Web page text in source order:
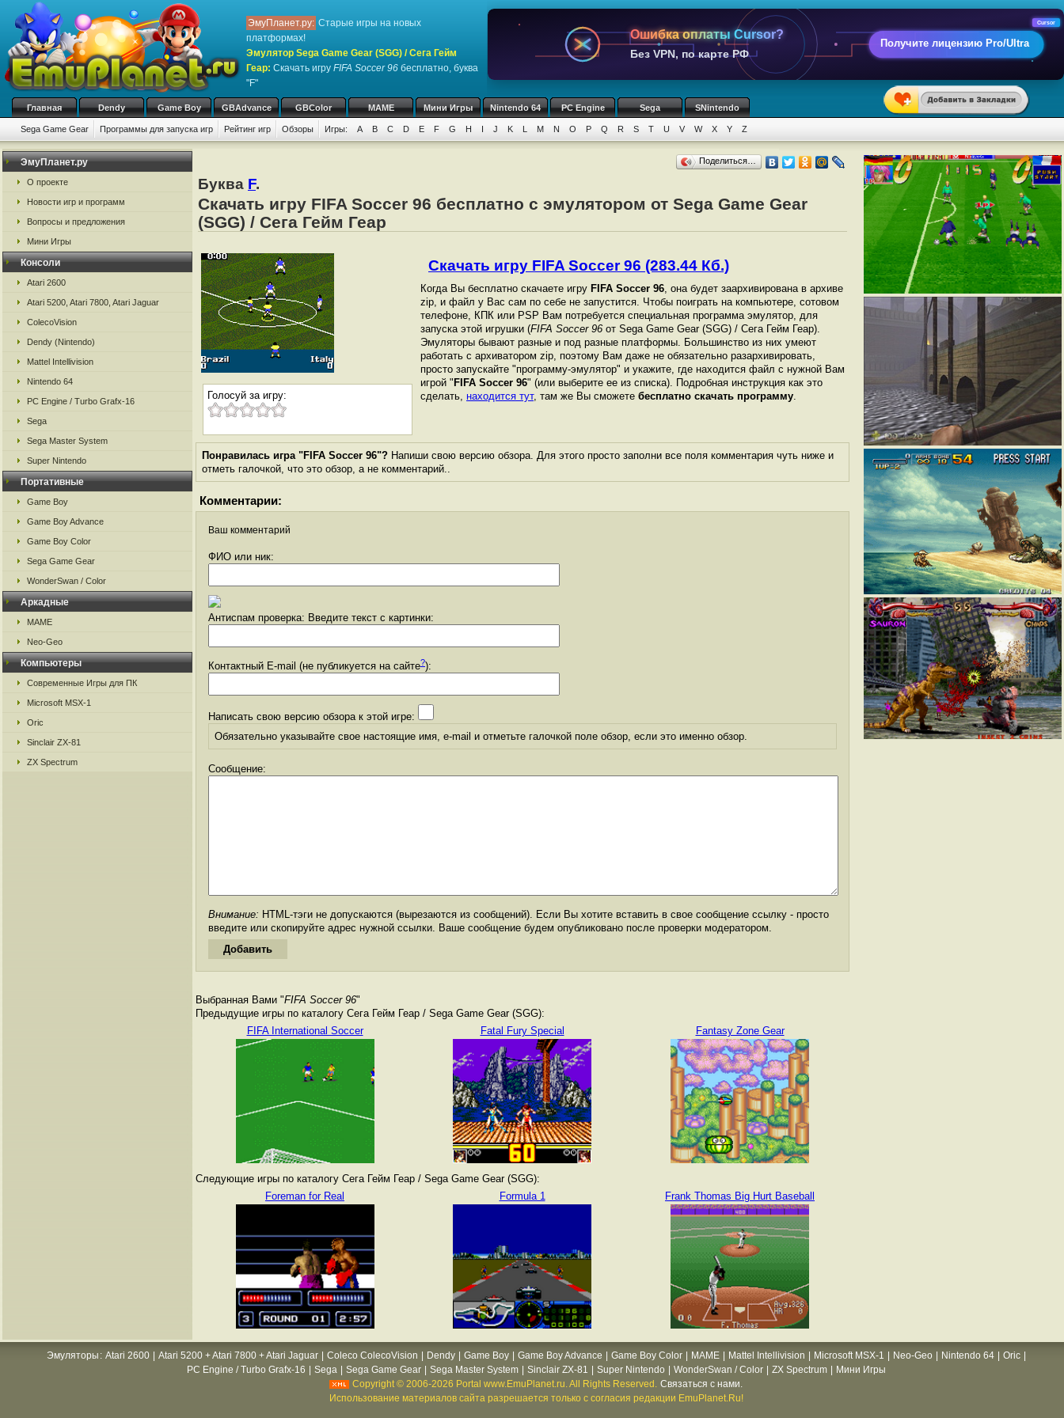
ЭмуПланет.ру: Старые игры на новых
платформах!
Эмулятор Sega Game Gear (SGG) / Сега Гейм
Геар: Скачать игру FIFA Soccer 96 бесплатно, буква
"F"
Ошибка оплаты Cursor?
Без VPN, по карте РФ
Получите лицензию Pro/Ultra
Cursor
Главная Dendy Game Boy GBAdvance GBColor MAME Мини Игры Nintendo 64 PC Engine Sega SNintendo
Sega Game Gear Программы для запуска игр Рейтинг игр Обзоры Игры: A B C D E F G H I J K L M N O P Q R S T U V W X Y Z
ЭмуПланет.ру
О проекте
Новости игр и программ
Вопросы и предложения
Мини Игры
Консоли
Atari 2600
Atari 5200, Atari 7800, Atari Jaguar
ColecoVision
Dendy (Nintendo)
Mattel Intellivision
Nintendo 64
PC Engine / Turbo Grafx-16
Sega
Sega Master System
Super Nintendo
Портативные
Game Boy
Game Boy Advance
Game Boy Color
Sega Game Gear
WonderSwan / Color
Аркадные
MAME
Neo-Geo
Компьютеры
Современные Игры для ПК
Microsoft MSX-1
Oric
Sinclair ZX-81
ZX Spectrum
Поделиться…
Буква F.
Скачать игру FIFA Soccer 96 бесплатно с эмулятором от Sega Game Gear
(SGG) / Сега Гейм Геар
Голосуй за игру:
Скачать игру FIFA Soccer 96 (283.44 Кб.)
Когда Вы бесплатно скачаете игру FIFA Soccer 96, она будет заархивирована в архиве
zip, и файл у Вас сам по себе не запустится. Чтобы поиграть на компьютере, сотовом
телефоне, КПК или PSP Вам потребуется специальная программа эмулятор, для
запуска этой игрушки (FIFA Soccer 96 от Sega Game Gear (SGG) / Сега Гейм Геар).
Эмуляторы бывают разные и под разные платформы. Большинство из них умеют
работать с архиватором zip, поэтому Вам даже не обязательно разархивировать,
просто запускайте "программу-эмулятор" и укажите, где находится файл с нужной Вам
игрой " FIFA Soccer 96" (или выберите ее из списка). Подробная инструкция как это
сделать, находится тут, там же Вы сможете бесплатно скачать программу.
Понравилась игра "FIFA Soccer 96"? Напиши свою версию обзора. Для этого просто заполни все поля комментария чуть ниже и
отметь галочкой, что это обзор, а не комментарий..
Комментарии:
Ваш комментарий
ФИО или ник:
Антиспам проверка: Введите текст с картинки:
Контактный E-mail (не публикуется на сайте?):
Написать свою версию обзора к этой игре:
Обязательно указывайте свое настоящие имя, e-mail и отметьте галочкой поле обзор, если это именно обзор.
Сообщение:
Внимание: HTML-тэги не допускаются (вырезаются из сообщений). Если Вы хотите вставить в свое сообщение ссылку - просто
введите или скопируйте адрес нужной ссылки. Ваше сообщение будем опубликовано после проверки модератором.
Выбранная Вами "FIFA Soccer 96"
Предыдущие игры по каталогу Сега Гейм Геар / Sega Game Gear (SGG):
FIFA International Soccer
Fatal Fury Special Fantasy Zone Gear
Следующие игры по каталогу Сега Гейм Геар / Sega Game Gear (SGG):
Foreman for Real
Formula 1 Frank Thomas Big Hurt Baseball
Эмуляторы : Atari 2600 Atari 5200 + Atari 7800 + Atari Jaguar Coleco ColecoVision Dendy Game Boy Game Boy Advance Game Boy Color MAME Mattel Intellivision Microsoft MSX-1 Neo-Geo Nintendo 64 Oric
PC Engine / Turbo Grafx-16
Sega Sega Game Gear Sega Master System Sinclair ZX-81 Super Nintendo WonderSwan / Color ZX Spectrum
Мини Игры
Copyright © 2006-2026 Portal www.EmuPlanet.ru. All Rights Reserved. Связаться с нами.
Использование материалов сайта разрешается только с согласия редакции EmuPlanet.Ru!